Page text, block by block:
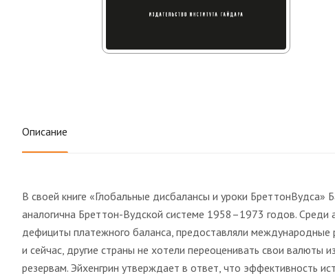
Описание
В своей книге «Глобальные дисбалансы и уроки БреттонВудса»
аналогична Бреттон-Вудской системе 1958–1973 годов. Среди
дефициты платежного баланса, предоставляли международные
и сейчас, другие страны не хотели переоценивать свои
резервам. Эйхенгрин утверждает в ответ, что эффективность